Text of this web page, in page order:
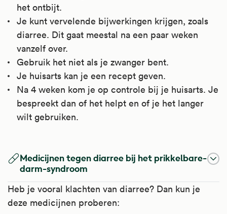
het ontbijt.
Je kunt vervelende bijwerkingen krijgen, zoals
diarree. Dit gaat meestal na een paar weken
vanzelf over.
Gebruik het niet als je zwanger bent.
Je huisarts kan je een recept geven.
Na 4 weken kom je op controle bij je huisarts. Je
bespreekt dan of het helpt en of je het langer
wilt gebruiken.
Magnesiumhydroxide bindt maagzuur en
maakt de maaginhoud zo minder zuur. Het
werkt ook laxerend doordat het water
vasthoudt.
Macrogol is een laxeermiddel.
Het is te gebruiken bij verstopping (in de
laatste levensfase), of om het laatste deel van
Linaclotide stimuleert de beweging van de
darmen en heft darmkrampen op. Het werkt
ook laxerend.
Medicijnen tegen diarree bij het prikkelbare-
darm-syndroom
Heb je vooral klachten van diarree? Dan kun je
deze medicijnen proberen: